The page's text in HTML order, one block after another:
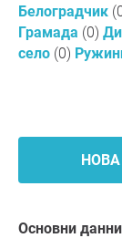
Белоградчик
Грамада (0)
село (0)
Основни данни